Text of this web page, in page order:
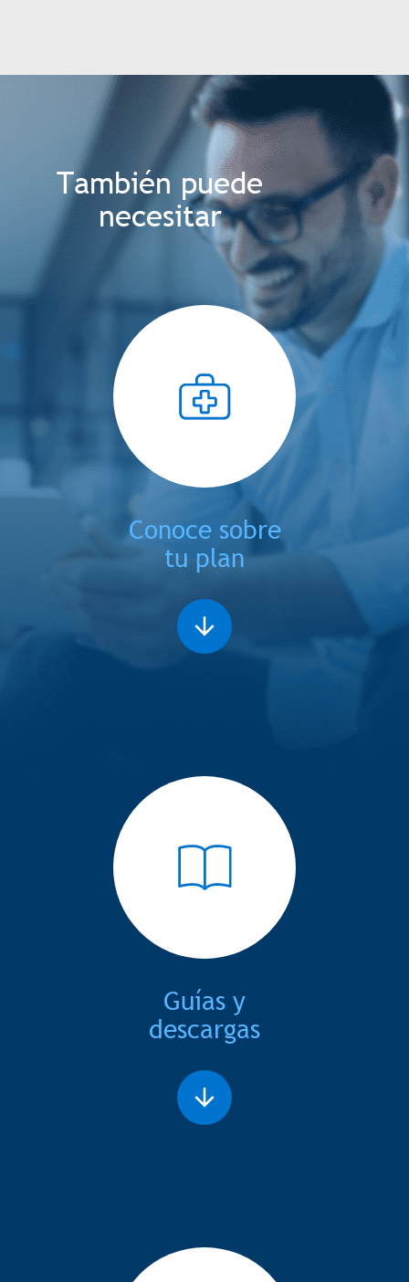
También puede
necesitar
Conoce sobre
tu plan
Guías y
descargas